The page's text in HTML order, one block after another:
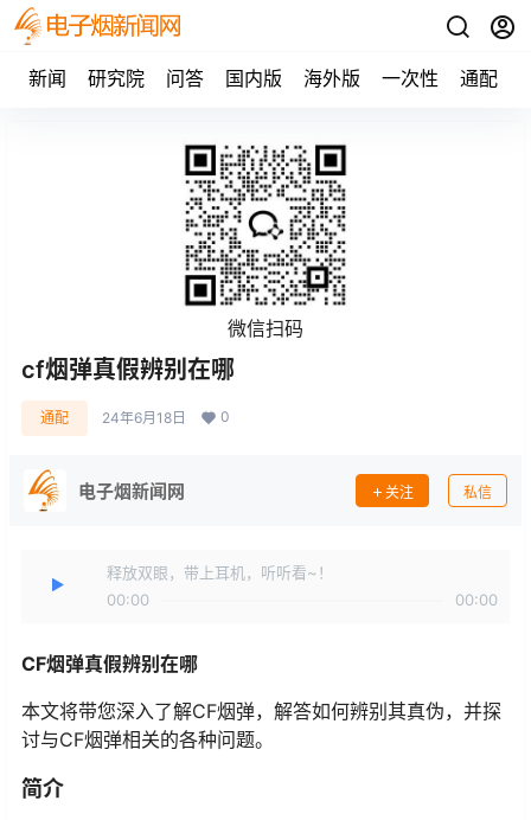
新闻 研究院 问答 国内版 海外版 一次性 通配
微信扫码
cf烟弹真假辨别在哪
通配 24年6月18日 0
电子烟新闻网 关注 私信
释放双眼，带上耳机，听听看~！
00:00
00:00
CF烟弹真假辨别在哪
本文将带您深入了解CF烟弹，解答如何辨别其真伪，并探
讨与CF烟弹相关的各种问题。
简介